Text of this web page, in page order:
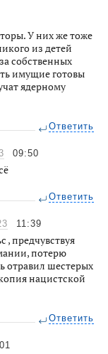
У них же тоже
из детей
собственных
имущие готовы
ядерному
Ответить
09:50
Ответить
11:39
, предчувствуя
потерю
отравил шестерых
нацистской
Ответить